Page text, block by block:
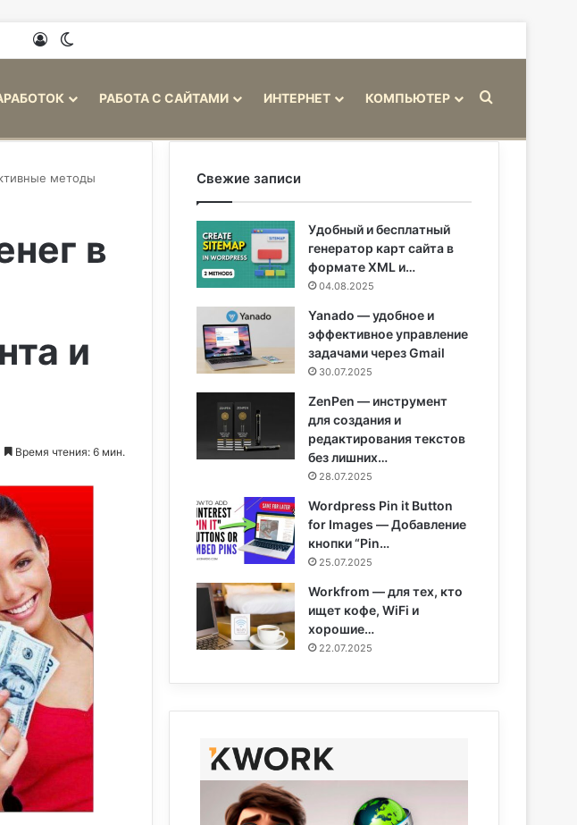
Войти
РАБОТА С САЙТАМИ ИНТЕРНЕТ КОМПЬЮТЕР
методы
в
и
Время чтения: 6 мин.
Свежие записи
Удобный и бесплатный
генератор карт сайта в
формате XML и…
04.08.2025
Yanado — удобное и
эффективное управление
задачами через Gmail
30.07.2025
ZenPen — инструмент
для создания и
редактирования текстов
без лишних…
28.07.2025
Wordpress Pin it Button
for Images — Добавление
кнопки “Pin…
25.07.2025
Workfrom — для тех, кто
ищет кофе, WiFi и
хорошие…
22.07.2025